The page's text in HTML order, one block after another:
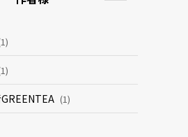
(1)